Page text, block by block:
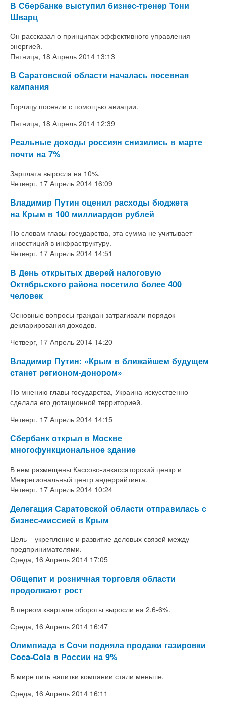
В Сбербанке выступил бизнес-тренер Тони
Шварц
Он рассказал о принципах эффективного управления
энергией.
Пятница, 18 Апрель 2014 13:13
В Саратовской области началась посевная
кампания
Горчицу посеяли с помощью авиации.
Пятница, 18 Апрель 2014 12:39
Реальные доходы россиян снизились в марте
почти на 7%
Зарплата выросла на 10%.
Четверг, 17 Апрель 2014 16:09
Владимир Путин оценил расходы бюджета
на Крым в 100 миллиардов рублей
По словам главы государства, эта сумма не учитывает
инвестиций в инфраструктуру.
Четверг, 17 Апрель 2014 14:51
В День открытых дверей налоговую
Октябрьского района посетило более 400
человек
Основные вопросы граждан затрагивали порядок
декларирования доходов.
Четверг, 17 Апрель 2014 14:20
Владимир Путин: «Крым в ближайшем будущем
станет регионом-донором»
По мнению главы государства, Украина искусственно
сделала его дотационной территорией.
Четверг, 17 Апрель 2014 14:15
Сбербанк открыл в Москве
многофункциональное здание
В нем размещены Кассово-инкассаторский центр и
Межрегиональный центр андеррайтинга.
Четверг, 17 Апрель 2014 10:24
Делегация Саратовской области отправилась с
бизнес-миссией в Крым
Цель – укрепление и развитие деловых связей между
предпринимателями.
Среда, 16 Апрель 2014 17:05
Общепит и розничная торговля области
продолжают рост
В первом квартале обороты выросли на 2,6-6%.
Среда, 16 Апрель 2014 16:47
Олимпиада в Сочи подняла продажи газировки
Coca-Cola в России на 9%
В мире пить напитки компании стали меньше.
Среда, 16 Апрель 2014 16:11